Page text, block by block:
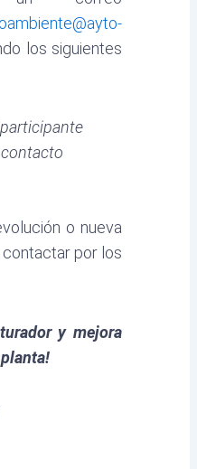
los siguientes
o nueva
por los
y mejora